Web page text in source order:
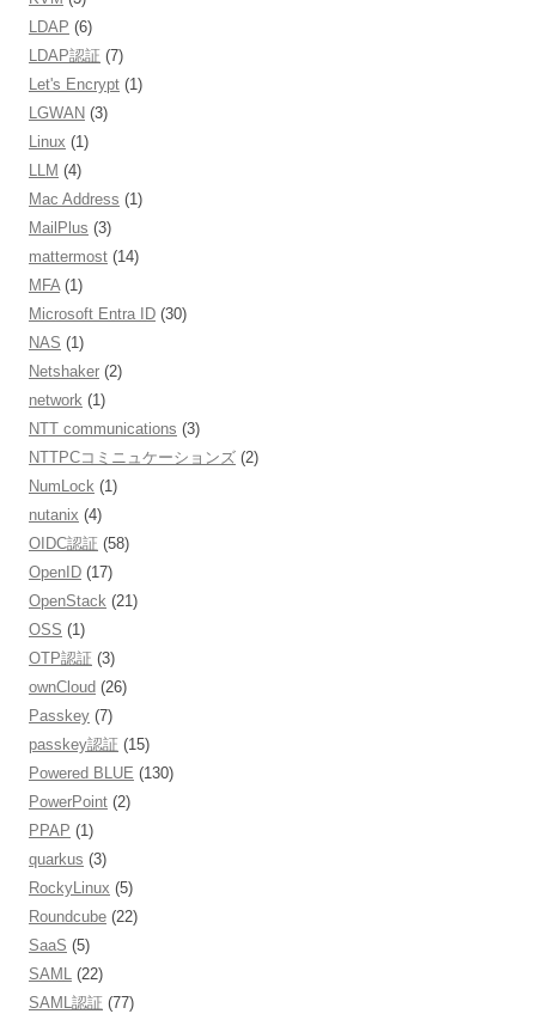
LDAP (6)
LDAP認証 (7)
Let's Encrypt (1)
LGWAN (3)
Linux (1)
LLM (4)
Mac Address (1)
MailPlus (3)
mattermost (14)
MFA (1)
Microsoft Entra ID (30)
NAS (1)
Netshaker (2)
network (1)
NTT communications (3)
NTTPCコミニュケーションズ (2)
NumLock (1)
nutanix (4)
OIDC認証 (58)
OpenID (17)
OpenStack (21)
OSS (1)
OTP認証 (3)
ownCloud (26)
Passkey (7)
passkey認証 (15)
Powered BLUE (130)
PowerPoint (2)
PPAP (1)
quarkus (3)
RockyLinux (5)
Roundcube (22)
SaaS (5)
SAML
(22)
SAML認証 (77)